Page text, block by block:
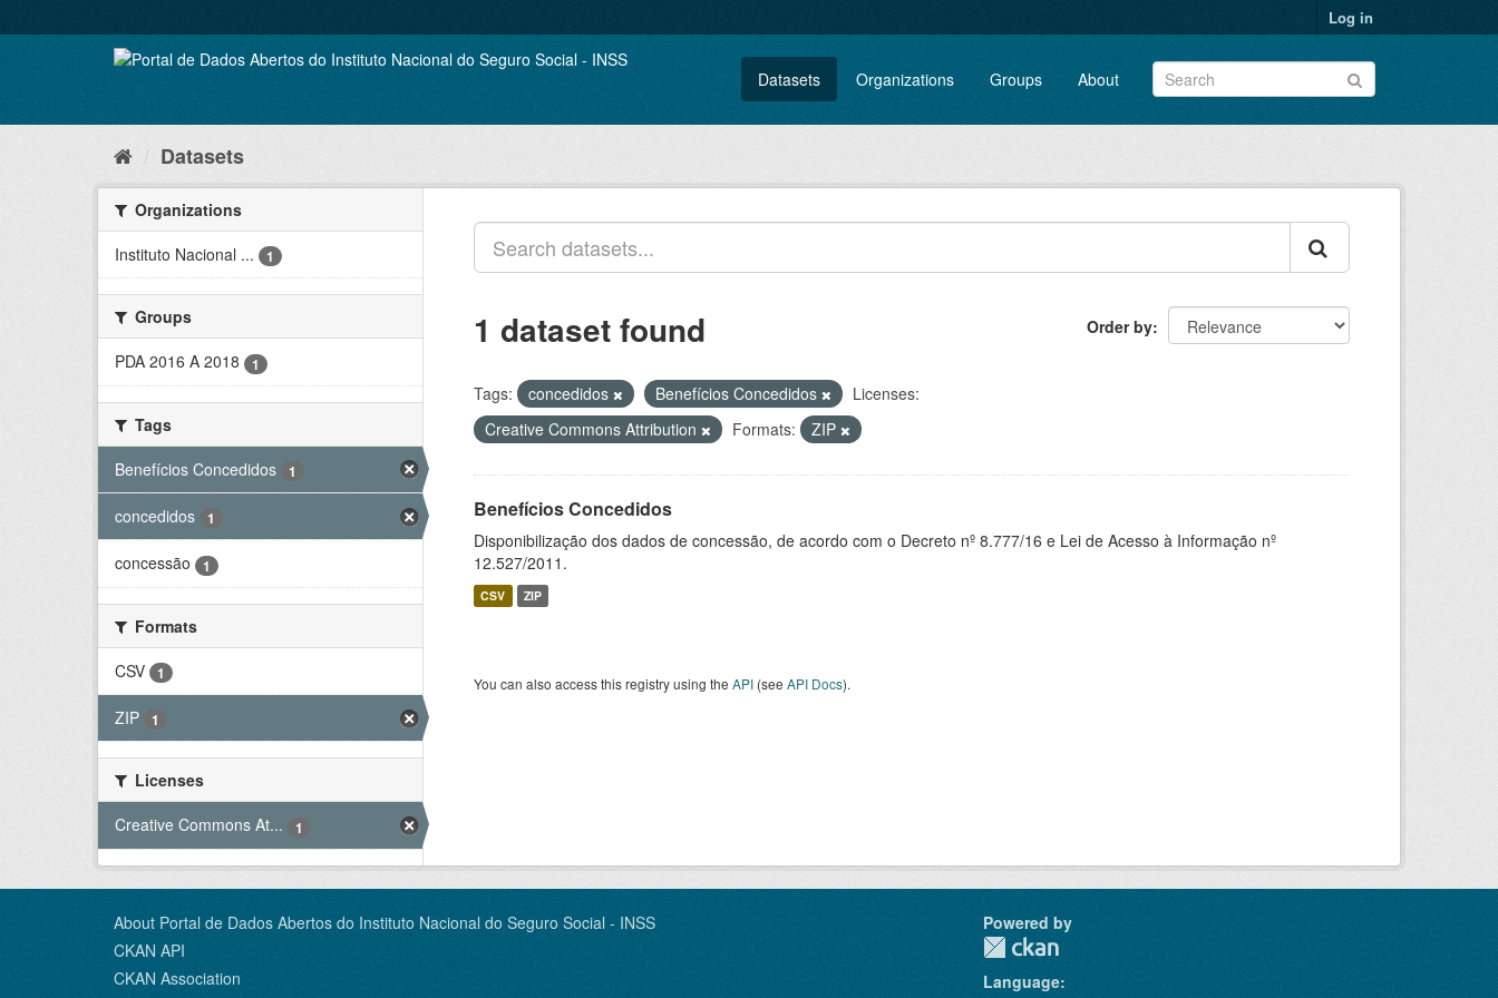
to
Log in
Datasets Organizations Groups About
Datasets
Organizations
Instituto Nacional ...
1
Groups
PDA 2016 A 2018
1
Tags
Benefícios Concedidos
1
concedidos 1
concessão 1
Formats
CSV
1
ZIP 1
Licenses
Creative Commons At...
1
Order by
1 dataset found
Tags: concedidos Benefícios Concedidos
Licenses:
Creative Commons Attribution
Formats: ZIP
Benefícios Concedidos
Disponibilização dos dados de concessão, de acordo com o Decreto nº 8.777/16 e Lei de Acesso à Informação nº
12.527/2011.
CSV ZIP
You can also access this registry using the API (see API Docs).
About Portal de Dados Abertos do Instituto Nacional do Seguro Social - INSS
CKAN API
CKAN Association
Powered by
Language